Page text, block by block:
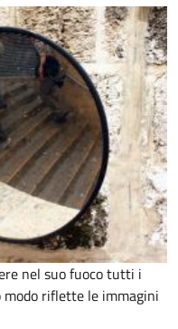
nel suo fuoco tutti i
modo riflette le immagini